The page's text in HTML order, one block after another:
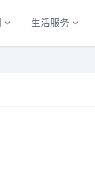
生活服务